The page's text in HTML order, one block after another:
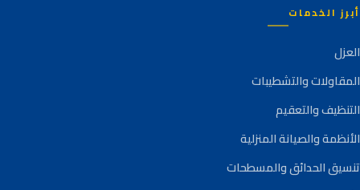
أبرز الخدمات
العزل
المقاولات والتشطيبات
التنظيف والتعقيم
الأنظمة والصيانة المنزلية
تنسيق الحدائق والمسطحات